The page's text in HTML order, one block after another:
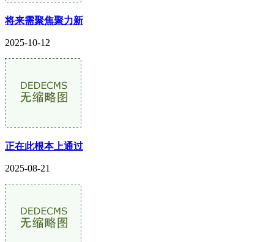
将来需聚焦聚力新
2025-10-12
正在此根本上通过
2025-08-21